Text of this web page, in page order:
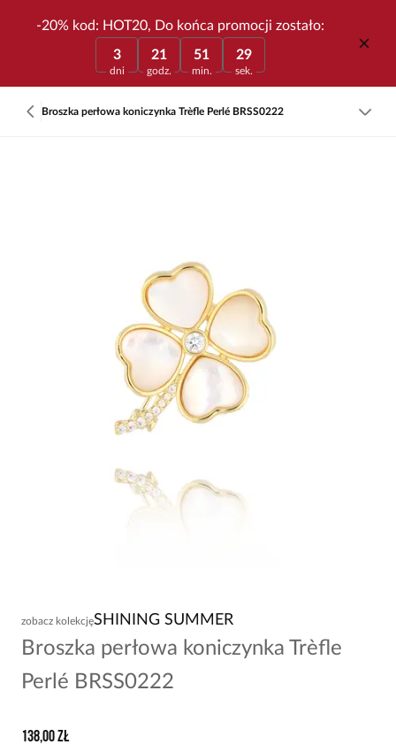
-20% kod: HOT20, Do końca promocji zostało:
3
dni
21
godz.
51
min.
29
sek.
Broszka perłowa koniczynka Trèfle Perlé BRSS0222
zobacz kolekcjęSHINING SUMMER
Broszka perłowa koniczynka Trèfle
Perlé BRSS0222
138,00 zł